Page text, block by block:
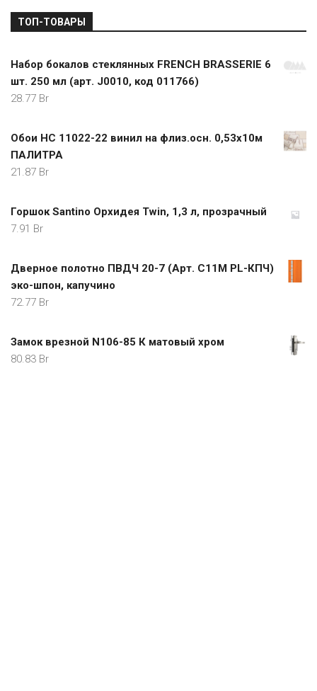
ТОП-ТОВАРЫ
Набор бокалов стеклянных FRENCH BRASSERIE 6
шт. 250 мл (арт. J0010, код 011766)
28.77 Br
Обои HC 11022-22 винил на флиз.осн. 0,53х10м
ПАЛИТРА
21.87 Br
Горшок Santino Орхидея Twin, 1,3 л, прозрачный
7.91 Br
Дверное полотно ПВДЧ 20-7 (Арт. С11М PL-КПЧ)
эко-шпон, капучино
72.77 Br
Замок врезной N106-85 К матовый хром
80.83 Br